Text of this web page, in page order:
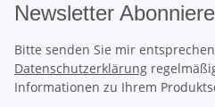
Newsletter
Bitte senden Sie mir
Datenschutzerklärung
Informationen zu Ihrem